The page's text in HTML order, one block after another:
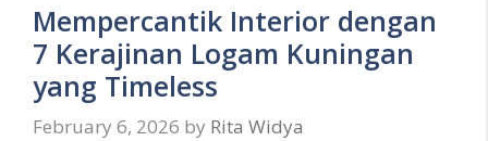
Mempercantik Interior dengan
7 Kerajinan Logam Kuningan
yang Timeless
February 6, 2026 by Rita Widya